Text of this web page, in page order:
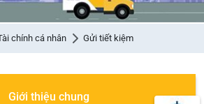
chính cá nhân Gửi tiết kiệm
Giới thiệu chung